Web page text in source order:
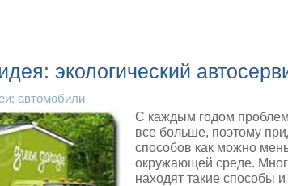
экологический
автомобили
С каждым годом
все больше, поэтому
способов как можно
окружающей среде.
находят такие способы